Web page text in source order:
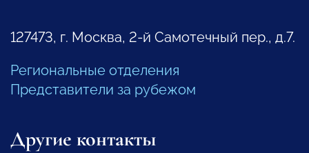
127473, г. Москва, 2-й Самотечный пер., д.7.
Региональные отделения
Представители за рубежом
Другие контакты